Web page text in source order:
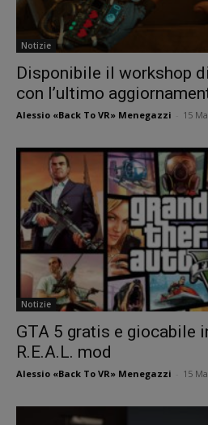
Notizie
Disponibile il workshop
con l’ultimo
Alessio «Back To VR» Menegazzi 15
Notizie
GTA 5 gratis e giocabile
R.E.A.L. mod
Alessio «Back To VR» Menegazzi 15